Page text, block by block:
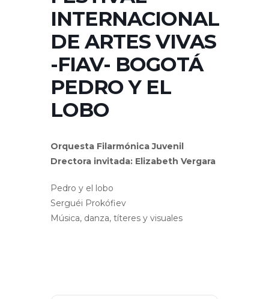
INTERNACIONAL
DE ARTES VIVAS
-FIAV- BOGOTÁ
PEDRO Y EL
LOBO
Orquesta Filarmónica Juvenil
Drectora invitada: Elizabeth Vergara
Pedro y el lobo
Serguéi Prokófiev
Música, danza, títeres y visuales